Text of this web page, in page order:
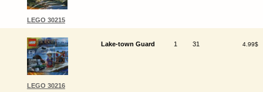
LEGO 30215
LEGO 30216
Lake-town Guard 1 31 4.99$